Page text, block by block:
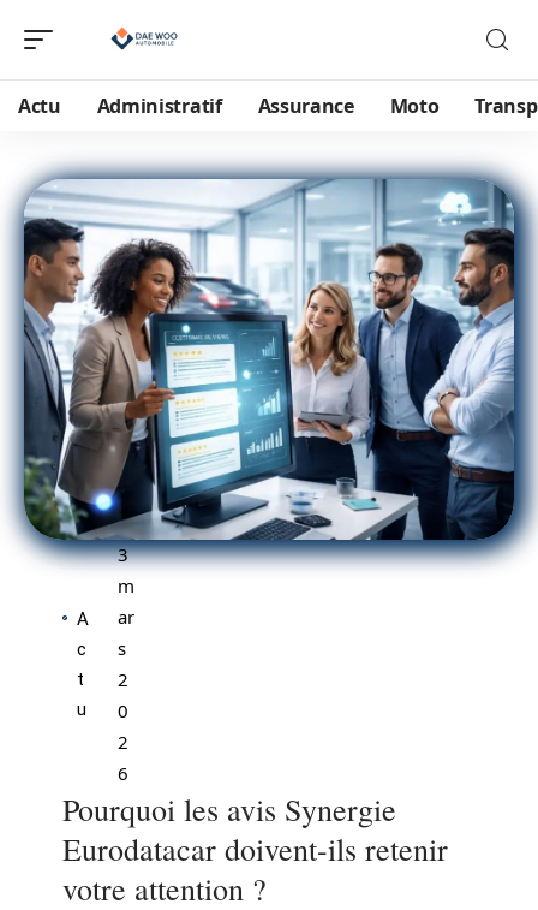
Actu Administratif Assurance Moto
A
c
t
u
3
m
ar
s
2
0
2
6
Pourquoi les avis Synergie
Eurodatacar doivent-ils retenir
votre attention ?